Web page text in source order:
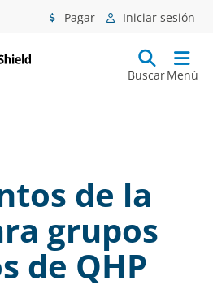
Pagar Iniciar sesión
BuscarMenú
de la
grupos
de QHP